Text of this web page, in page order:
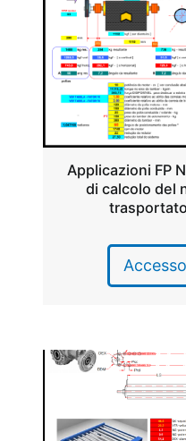
Applicazioni FP
di calcolo del
Accesso